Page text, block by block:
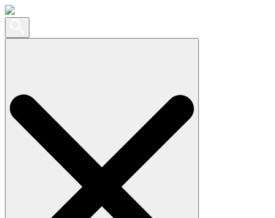
Search